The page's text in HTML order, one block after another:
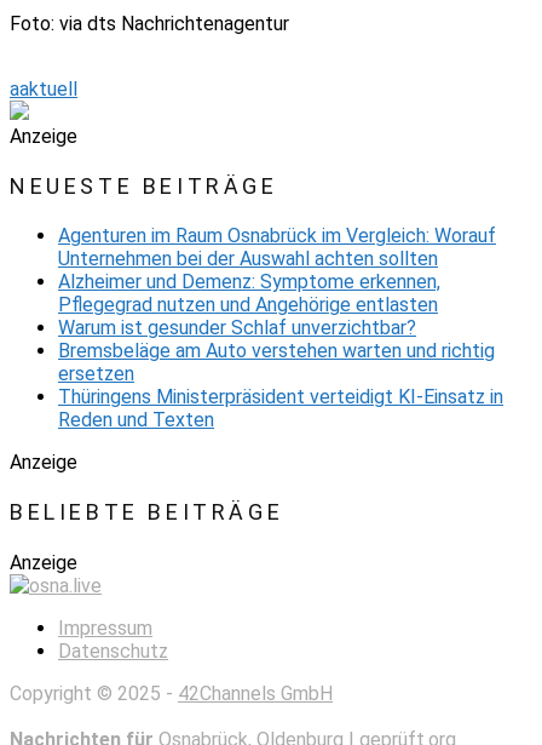
Foto: via dts Nachrichtenagentur
aaktuell
Anzeige
NEUESTE BEITRÄGE
Agenturen im Raum Osnabrück im Vergleich: Worauf
Unternehmen bei der Auswahl achten sollten
Alzheimer und Demenz: Symptome erkennen,
Pflegegrad nutzen und Angehörige entlasten
Warum ist gesunder Schlaf unverzichtbar?
Bremsbeläge am Auto verstehen warten und richtig
ersetzen
Thüringens Ministerpräsident verteidigt KI-Einsatz in
Reden und Texten
Anzeige
BELIEBTE BEITRÄGE
Anzeige
Impressum
Datenschutz
Copyright © 2025 - 42Channels GmbH
Nachrichten für Osnabrück, Oldenburg | geprüft.org